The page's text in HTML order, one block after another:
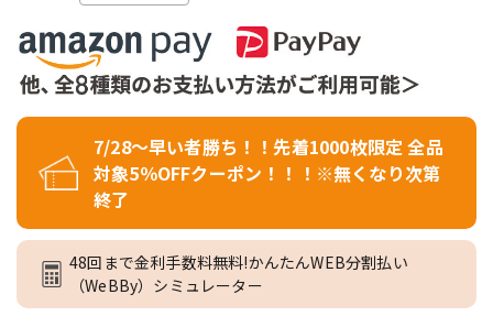
7/28～早い者勝ち！！先着1000枚限定 全品
対象5％OFFクーポン！！！※無くなり次第
終了
48回まで金利手数料無料!かんたんWEB分割払い
（WeBBy）シミュレーター